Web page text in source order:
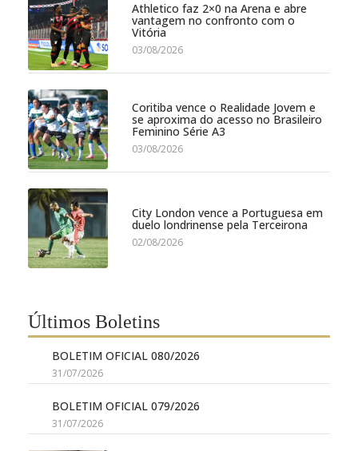
Athletico faz 2×0 na Arena e abre
vantagem no confronto com o
Vitória
03/08/2026
Coritiba vence o Realidade Jovem e
se aproxima do acesso no Brasileiro
Feminino Série A3
03/08/2026
City London vence a Portuguesa em
duelo londrinense pela Terceirona
02/08/2026
Últimos Boletins
BOLETIM OFICIAL 080/2026
31/07/2026
BOLETIM OFICIAL 079/2026
31/07/2026